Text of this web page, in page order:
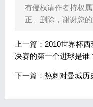
有侵权请作者持权
正、删除，谢谢您的
上一篇： 2010世界杯
决赛的第一个进球是谁
下一篇： 热刺对曼城历